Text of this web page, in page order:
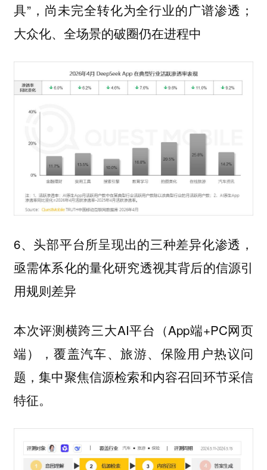
具”，尚未完全转化为全行业的广谱渗透；
大众化、全场景的破圈仍在进程中
6、头部平台所呈现出的三种差异化渗透，
亟需体系化的量化研究透视其背后的信源引
用规则差异
本次评测横跨三大AI平台（App端+PC网页
端），覆盖汽车、旅游、保险用户热议问
题，集中聚焦信源检索和内容召回环节采信
特征。